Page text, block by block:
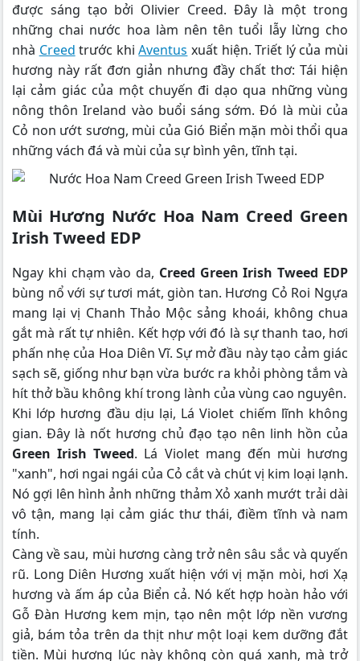
được sáng tạo bởi Olivier Creed. Đây là một trong
những chai nước hoa làm nên tên tuổi lẫy lừng cho
nhà Creed trước khiAventus xuất hiện. Triết lý của mùi
hương này rất đơn giản nhưng đầy chất thơ: Tái hiện
lại cảm giác của một chuyến đi dạo qua những vùng
nông thôn Ireland vào buổi sáng sớm. Đó là mùi của
Cỏ non ướt sương, mùi của Gió Biển mặn mòi thổi qua
những vách đá và mùi của sự bình yên, tĩnh tại.
Mùi Hương Nước Hoa Nam Creed Green
Irish Tweed EDP
Ngay khi chạm vào da, Creed Green Irish Tweed EDP
bùng nổ với sự tươi mát, giòn tan. Hương Cỏ Roi Ngựa
mang lại vị Chanh Thảo Mộc sảng khoái, không chua
gắt mà rất tự nhiên. Kết hợp với đó là sự thanh tao, hơi
phấn nhẹ của Hoa Diên Vĩ. Sự mở đầu này tạo cảm giác
sạch sẽ, giống như bạn vừa bước ra khỏi phòng tắm và
hít thở bầu không khí trong lành của vùng cao nguyên.
Khi lớp hương đầu dịu lại, Lá Violet chiếm lĩnh không
gian. Đây là nốt hương chủ đạo tạo nên linh hồn của
Green Irish Tweed. Lá Violet mang đến mùi hương
"xanh", hơi ngai ngái của Cỏ cắt và chút vị kim loại lạnh.
Nó gợi lên hình ảnh những thảm Xỏ xanh mướt trải dài
vô tận, mang lại cảm giác thư thái, điềm tĩnh và nam
tính.
Càng về sau, mùi hương càng trở nên sâu sắc và quyến
rũ. Long Diên Hương xuất hiện với vị mặn mòi, hơi Xạ
hương và ấm áp của Biển cả. Nó kết hợp hoàn hảo với
Gỗ Đàn Hương kem mịn, tạo nên một lớp nền vương
giả, bám tỏa trên da thịt như một loại kem dưỡng đắt
tiền. Mùi hương lúc này không còn quá xanh, mà trở